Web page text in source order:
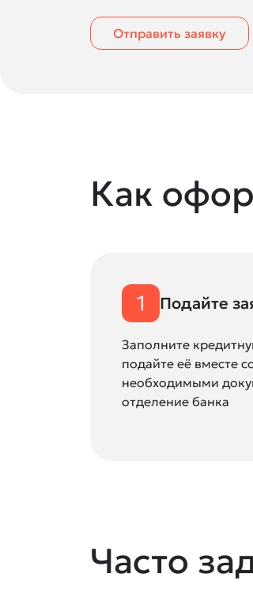
Отправить заявку
Как
1 Подайте
Заполните
подайте её вместе
необходимыми
отделение банка
Часто